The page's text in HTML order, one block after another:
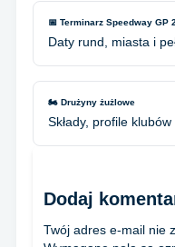
📅 Terminarz Speedway GP
Daty rund, miasta i
🏍️ Drużyny żużlowe
Składy, profile
Dodaj
Twój adres e-mail nie